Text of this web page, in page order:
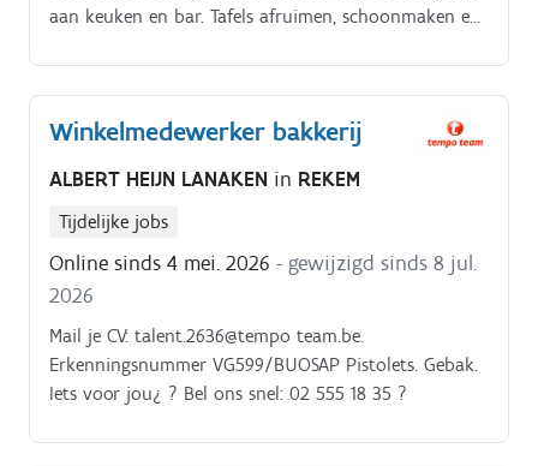
aan keuken en bar. Tafels afruimen, schoonmaken en
afrekenen.
Winkelmedewerker bakkerij
ALBERT HEIJN LANAKEN in REKEM
Tijdelijke jobs
Online sinds 4 mei. 2026 - gewijzigd sinds 8 jul.
2026
Mail je CV: talent.2636@tempo team.be.
Erkenningsnummer VG599/BUOSAP Pistolets. Gebak.
Iets voor jou¿ ? Bel ons snel: 02 555 18 35 ?